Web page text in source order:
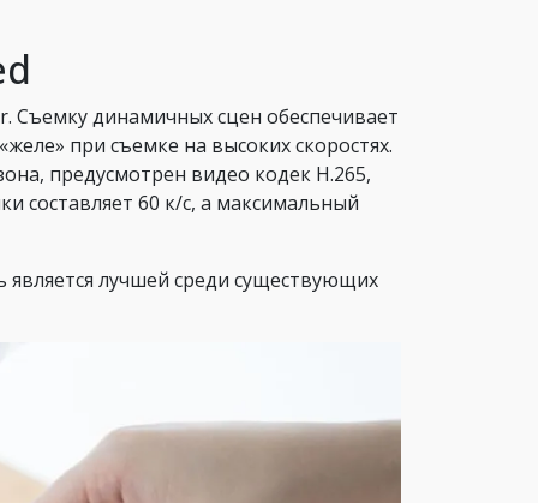
динамичных сцен обеспечивает
при съемке на высоких скоростях.
предусмотрен видео кодек Н.265,
составляет 60 к/с, а максимальный
лучшей среди существующих